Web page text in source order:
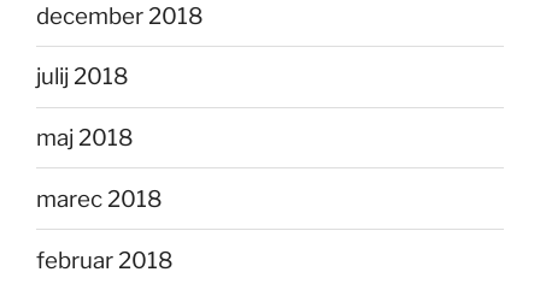
december 2018
julij 2018
maj 2018
marec 2018
februar 2018